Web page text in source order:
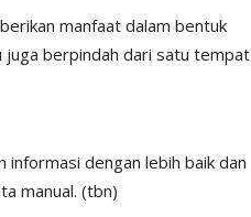
manfaat dalam bentuk
juga berpindah dari satu tempat
dengan lebih baik dan
manual. (tbn)